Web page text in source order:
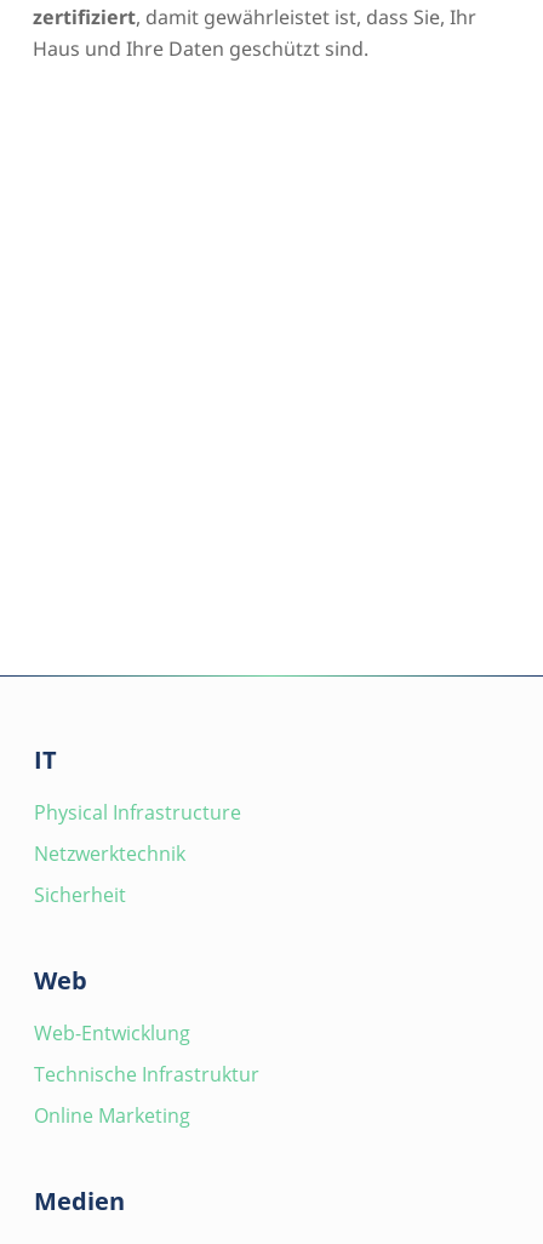
zertifiziert, damit gewährleistet ist, dass Sie, Ihr
Haus und Ihre Daten geschützt sind.
IT
Physical Infrastructure
Netzwerktechnik
Sicherheit
Web
Web-Entwicklung
Technische Infrastruktur
Online Marketing
Medien